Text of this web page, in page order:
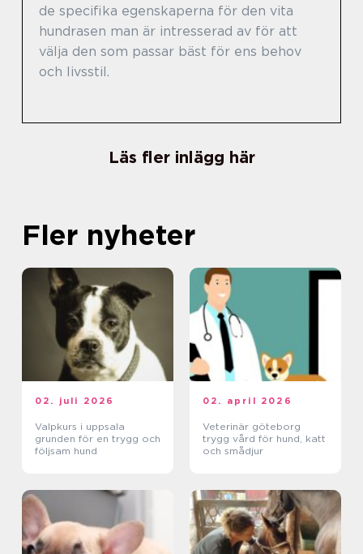
de specifika egenskaperna för den vita
hundrasen man är intresserad av för att
välja den som passar bäst för ens behov
och livsstil.
Läs fler inlägg här
Fler nyheter
02. juli 2026
Valpkurs i uppsala
grunden för en trygg och
följsam hund
02. april 2026
Veterinär göteborg
trygg vård för hund, katt
och smådjur